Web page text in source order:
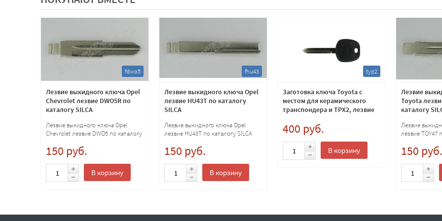
fdwo5
Лезвие выкидного ключа Opel
Chevrolet лезвие DWO5R по
каталогу SILCA
Лезвие выкидного ключа Opel
Chevrolet лезвие DWO5 по каталогу
150 руб.
В корзину
fhu43
Лезвие выкидного ключа Opel
лезвие HU43T по каталогу
SILCA
Лезвие выкидного ключа Opel
лезвие HU43T по каталогу SILCA
150 руб.
В корзину
typ2
Заготовка ключа Toyota с
местом для керамического
транспондера и TPX2, лезвие
400 руб.
В корзину
Лезвие
Toyota
каталогу
Лезвие
лезвие TOY47
150 руб.